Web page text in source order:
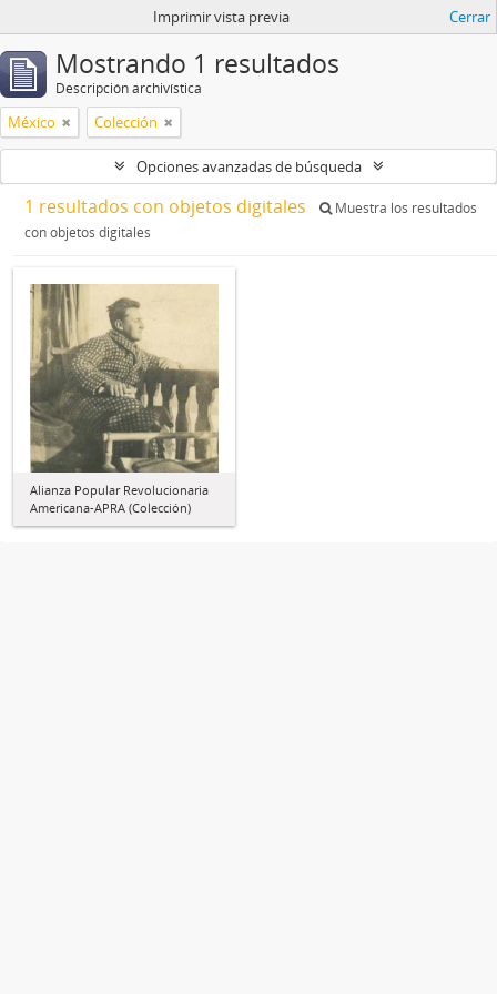
Imprimir vista previa Cerrar
Mostrando 1 resultados
Descripción archivística
México Colección
Opciones avanzadas de búsqueda
1 resultados con objetos digitales
Muestra los resultados
con objetos digitales
Alianza Popular Revolucionaria
Americana-APRA (Colección)